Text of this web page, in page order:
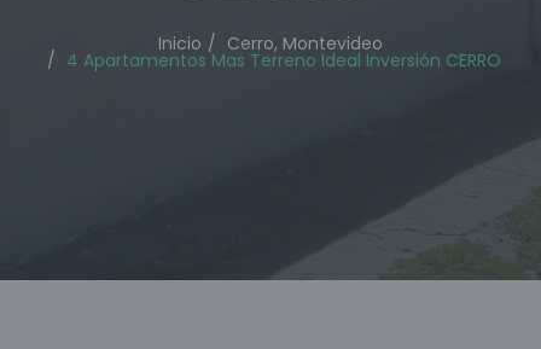
Inicio Cerro, Montevideo
4 Apartamentos Mas Terreno Ideal Inversión CERRO